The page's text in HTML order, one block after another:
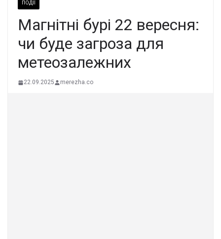
ПОДІЇ
Магнітні бурі 22 вересня:
чи буде загроза для
метеозалежних
22.09.2025 merezha.co